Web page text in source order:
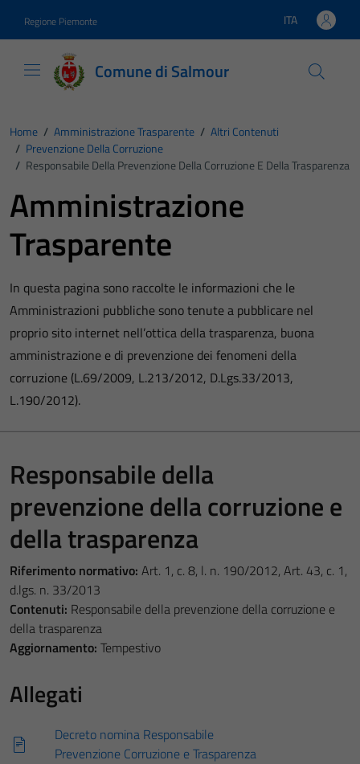
Regione Piemonte Lingua attiva:
ITA
Comune di Salmour
Home / Amministrazione Trasparente / Altri Contenuti
/ Prevenzione Della Corruzione
/ Responsabile Della Prevenzione Della Corruzione E Della Trasparenza
Amministrazione
Trasparente
In questa pagina sono raccolte le informazioni che le
Amministrazioni pubbliche sono tenute a pubblicare nel
proprio sito internet nell’ottica della trasparenza, buona
amministrazione e di prevenzione dei fenomeni della
corruzione (L.69/2009, L.213/2012, D.Lgs.33/2013,
L.190/2012).
Responsabile della
prevenzione della corruzione e
della trasparenza
Riferimento normativo: Art. 1, c. 8, l. n. 190/2012, Art. 43, c. 1,
d.lgs. n. 33/2013
Contenuti: Responsabile della prevenzione della corruzione e
della trasparenza
Aggiornamento: Tempestivo
Allegati
Decreto nomina Responsabile
Prevenzione Corruzione e Trasparenza